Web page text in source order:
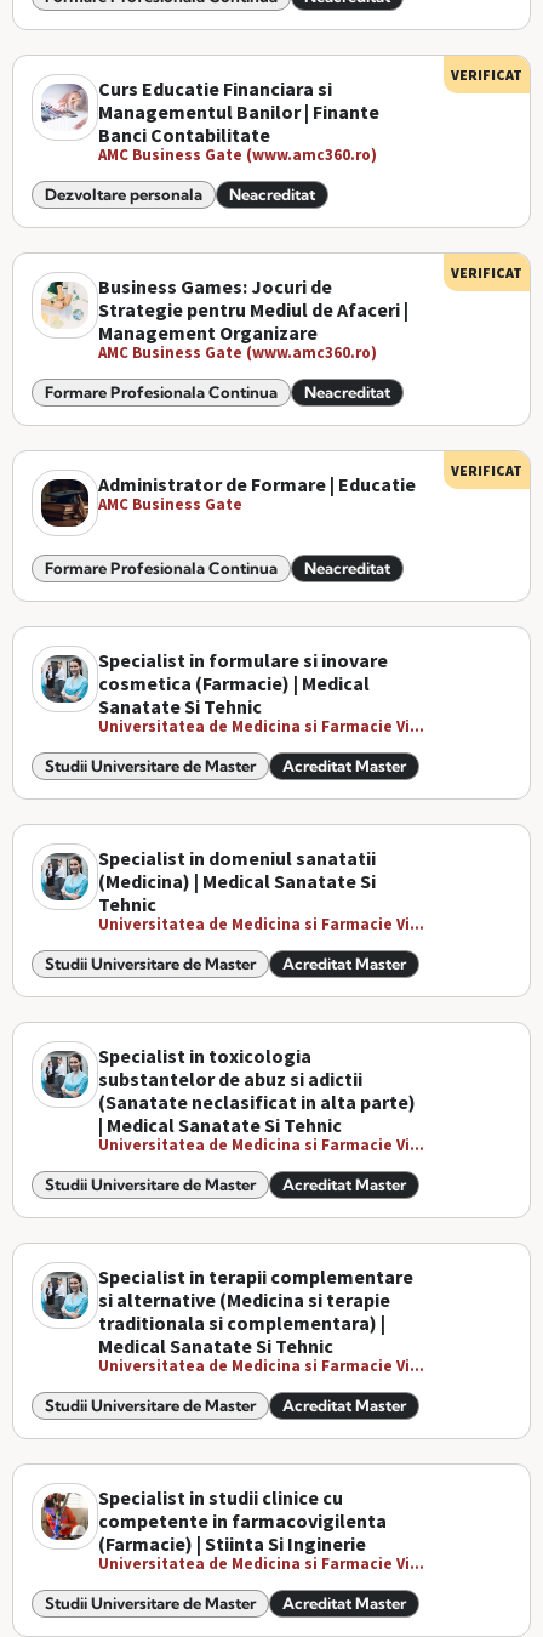
Curs Educatie Financiara si
Managementul Banilor | Finante
Banci Contabilitate
AMC Business Gate (www.amc360.ro)
Dezvoltare personala Neacreditat
VERIFICAT
Business Games: Jocuri de
Strategie pentru Mediul de Afaceri |
Management Organizare
AMC Business Gate (www.amc360.ro)
Formare Profesionala Continua Neacreditat
VERIFICAT
Administrator de Formare | Educatie
AMC Business Gate
Formare Profesionala Continua Neacreditat
VERIFICAT
Specialist in formulare si inovare
cosmetica (Farmacie) | Medical
Sanatate Si Tehnic
Universitatea de Medicina si Farmacie Vi...
Studii Universitare de Master Acreditat Master
Specialist in domeniul sanatatii
(Medicina) | Medical Sanatate Si
Tehnic
Universitatea de Medicina si Farmacie Vi...
Studii Universitare de Master Acreditat Master
Specialist in toxicologia
substantelor de abuz si adictii
(Sanatate neclasificat in alta parte)
| Medical Sanatate Si Tehnic
Universitatea de Medicina si Farmacie Vi...
Studii Universitare de Master Acreditat Master
Specialist in terapii complementare
si alternative (Medicina si terapie
traditionala si complementara) |
Medical Sanatate Si Tehnic
Universitatea de Medicina si Farmacie Vi...
Studii Universitare de Master Acreditat Master
Specialist in studii clinice cu
competente in farmacovigilenta
(Farmacie) | Stiinta Si Inginerie
Universitatea de Medicina si Farmacie Vi...
Studii Universitare de Master Acreditat Master